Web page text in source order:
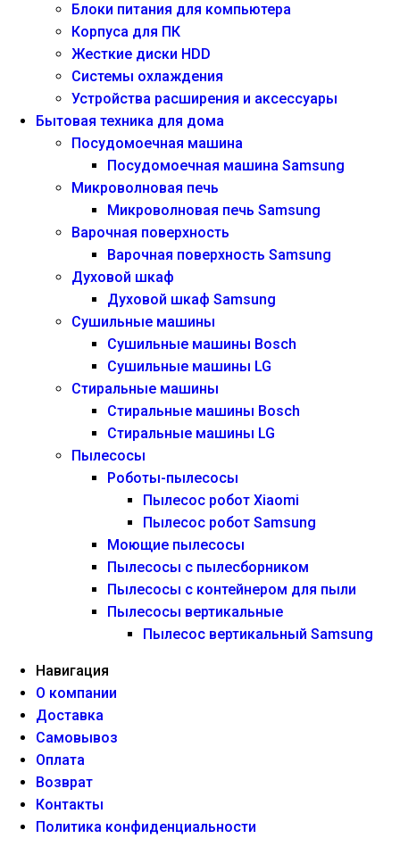
Блоки питания для компьютера
Корпуса для ПК
Жесткие диски HDD
Системы охлаждения
Устройства расширения и аксессуары
Бытовая техника для дома
Посудомоечная машина
Посудомоечная машина Samsung
Микроволновая печь
Микроволновая печь Samsung
Варочная поверхность
Варочная поверхность Samsung
Духовой шкаф
Духовой шкаф Samsung
Сушильные машины
Сушильные машины Bosch
Сушильные машины LG
Стиральные машины
Стиральные машины Bosch
Стиральные машины LG
Пылесосы
Роботы-пылесосы
Пылесос робот Xiaomi
Пылесос робот Samsung
Моющие пылесосы
Пылесосы с пылесборником
Пылесосы с контейнером для пыли
Пылесосы вертикальные
Пылесос вертикальный Samsung
Навигация
О компании
Доставка
Самовывоз
Оплата
Возврат
Контакты
Политика конфиденциальности